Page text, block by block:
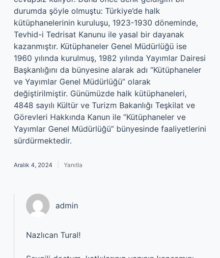
durumda şöyle olmuştu: Türkiye’de halk
kütüphanelerinin kuruluşu, 1923-1930 döneminde,
Tevhid-i Tedrisat Kanunu ile yasal bir dayanak
kazanmıştır. Kütüphaneler Genel Müdürlüğü ise
1960 yılında kurulmuş, 1982 yılında Yayımlar Dairesi
Başkanlığını da bünyesine alarak adı “Kütüphaneler
ve Yayımlar Genel Müdürlüğü” olarak
değiştirilmiştir. Günümüzde halk kütüphaneleri,
4848 sayılı Kültür ve Turizm Bakanlığı Teşkilat ve
Görevleri Hakkında Kanun ile “Kütüphaneler ve
Yayımlar Genel Müdürlüğü” bünyesinde faaliyetlerini
sürdürmektedir.
Aralık 4, 2024 Yanıtla
admin
Nazlıcan Tural!